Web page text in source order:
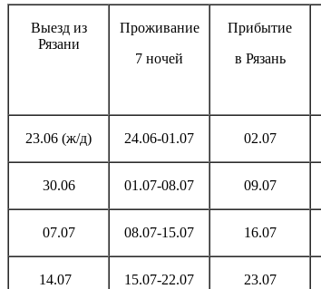
Выезд из
Рязани
Проживание
7 ночей
Прибытие
в Рязань
23.06 (ж/д) 24.06-01.07 02.07
30.06 01.07-08.07 09.07
07.07 08.07-15.07 16.07
14.07 15.07-22.07 23.07